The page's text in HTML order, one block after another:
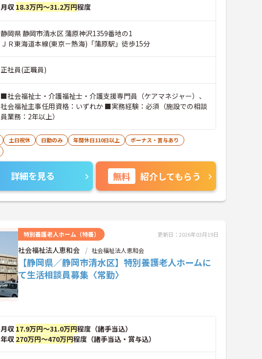
月収 18.3万円～31.2万円程度
静岡県 静岡市清水区 蒲原神沢1359番地の1
ＪＲ東海道本線(東京－熱海)「蒲原駅」徒歩15分
正社員(正職員)
■社会福祉士・介護福祉士・介護支援専門員（ケアマネジャー）、
社会福祉主事任用資格：いずれか ■実務経験：必須（施設での相談
員業務：2年以上）
土日祝休 日勤のみ 年間休日110日以上
ボーナス・賞与あり
詳細を見る 無料 紹介してもらう
特別養護老人ホーム（特養） 更新日：2026年03月19日
社会福祉法人恵和会 社会福祉法人恵和会
【静岡県／静岡市清水区】特別養護老人ホームに
て生活相談員募集〈常勤〉
月収 17.9万円～31.0万円程度（諸手当込）
年収 270万円～470万円程度（諸手当込・賞与込）